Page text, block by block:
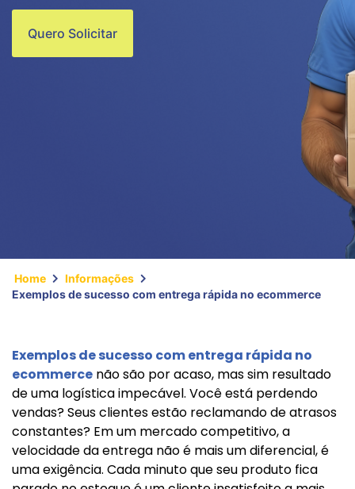
Quero Solicitar
Home
Informações
Exemplos de sucesso com entrega rápida no ecommerce
Exemplos de sucesso com entrega rápida no
ecommerce não são por acaso, mas sim resultado
de uma logística impecável. Você está perdendo
vendas? Seus clientes estão reclamando de atrasos
constantes? Em um mercado competitivo, a
velocidade da entrega não é mais um diferencial, é
uma exigência. Cada minuto que seu produto fica